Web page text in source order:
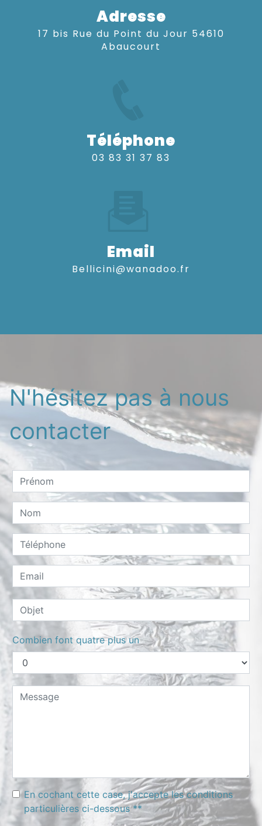
Adresse
17 bis Rue du Point du Jour 54610
Abaucourt
Téléphone
03 83 31 37 83
Email
bellicini@wanadoo.fr
N'hésitez pas à nous
contacter
Combien font quatre plus un
En cochant cette case, j'accepte les conditions
particulières ci-dessous **